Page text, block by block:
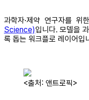
과학자·제약 연구자를
Science)입니다. 모델을
록 돕는 워크플로 레이어입
<출처: 앤트로픽>